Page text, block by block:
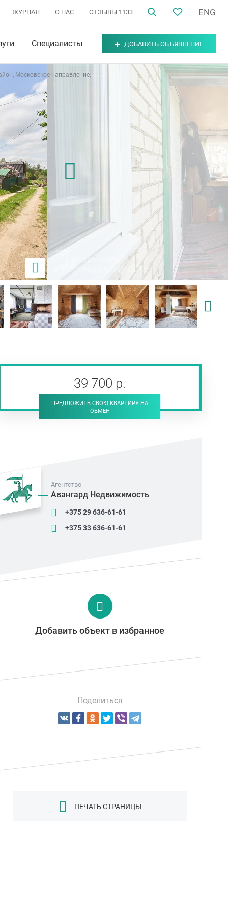
ЖУРНАЛ О НАС ОТЗЫВЫ 1133 ENG
Специалисты ДОБАВИТЬ ОБЪЯВЛЕНИЕ
Московское направление.
39 700 р.
ПРЕДЛОЖИТЬ СВОЮ КВАРТИРУ НА
ОБМЕН
Агентство
Авангард Недвижимость
+375 29 636-61-61
+375 33 636-61-61
Добавить объект в избранное
Поделиться
ПЕЧАТЬ СТРАНИЦЫ